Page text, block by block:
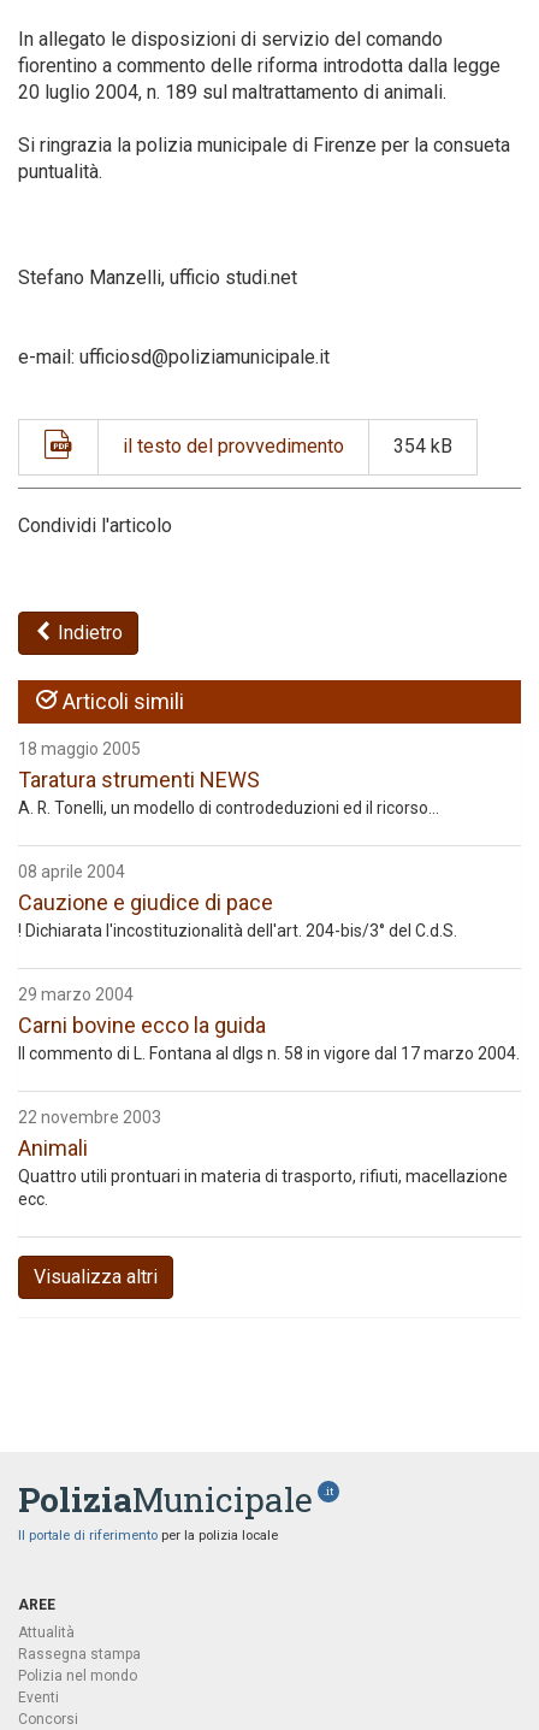
Codice della strada
In allegato le disposizioni di servizio del comando
fiorentino a commento delle riforma introdotta dalla legge
20 luglio 2004, n. 189 sul maltrattamento di animali.
Si ringrazia la polizia municipale di Firenze per la consueta
puntualità.
Stefano Manzelli, ufficio studi.net
e-mail: ufficiosd@poliziamunicipale.it
il testo del provvedimento 354 kB
Condividi l'articolo
Indietro
Articoli simili
18 maggio 2005
Taratura strumenti NEWS
A. R. Tonelli, un modello di controdeduzioni ed il ricorso...
08 aprile 2004
Cauzione e giudice di pace
! Dichiarata l'incostituzionalità dell'art. 204-bis/3° del C.d.S.
29 marzo 2004
Carni bovine ecco la guida
Il commento di L. Fontana al dlgs n. 58 in vigore dal 17 marzo 2004.
22 novembre 2003
Animali
Quattro utili prontuari in materia di trasporto, rifiuti, macellazione
ecc.
Visualizza altri
PoliziaMunicipale .it
Il portale di riferimento per la polizia locale
AREE
Attualità
Rassegna stampa
Polizia nel mondo
Eventi
Concorsi